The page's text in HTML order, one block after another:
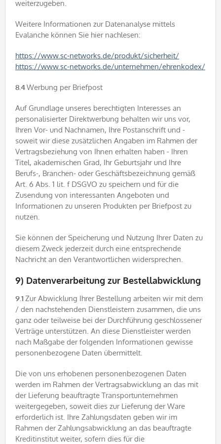
weiterzugeben.
Weitere Informationen zur Datenanalyse mittels
Evalanche können Sie hier nachlesen:
https://www.sc-networks.de/produkt/sicherheit/
https://www.sc-networks.de/unternehmen/ehrenkodex/
8.4Werbung per Briefpost
Auf Grundlage unseres berechtigten Interesses an
personalisierter Direktwerbung behalten wir uns vor,
Ihren Vor- und Nachnamen, Ihre Postanschrift und -
soweit wir diese zusätzlichen Angaben im Rahmen der
Vertragsbeziehung von Ihnen erhalten haben - Ihren
Titel, akademischen Grad, Ihr Geburtsjahr und Ihre
Berufs-, Branchen- oder Geschäftsbezeichnung gemäß
Art. 6 Abs. 1 lit. f DSGVO zu speichern und für die
Zusendung von interessanten Angeboten und
Informationen zu unseren Produkten per Briefpost zu
nutzen.
Sie können der Speicherung und Nutzung Ihrer Daten zu
diesem Zweck jederzeit durch eine entsprechende
Nachricht an den Verantwortlichen widersprechen.
9) Datenverarbeitung zur Bestellabwicklung
9.1 Zur Abwicklung Ihrer Bestellung arbeiten wir mit dem
/ den nachstehenden Dienstleistern zusammen, die uns
ganz oder teilweise bei der Durchführung geschlossener
Verträge unterstützen. An diese Dienstleister werden
nach Maßgabe der folgenden Informationen gewisse
personenbezogene Daten übermittelt.
Die von uns erhobenen personenbezogenen Daten
werden im Rahmen der Vertragsabwicklung an das mit
der Lieferung beauftragte Transportunternehmen
weitergegeben, soweit dies zur Lieferung der Ware
erforderlich ist. Ihre Zahlungsdaten geben wir im
Rahmen der Zahlungsabwicklung an das beauftragte
Kreditinstitut weiter, sofern dies für die